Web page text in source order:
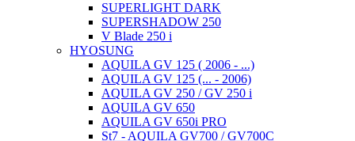
SUPERLIGHT DARK
SUPERSHADOW 250
V Blade 250 i
HYOSUNG
AQUILA GV 125 ( 2006 - ...)
AQUILA GV 125 (... - 2006)
AQUILA GV 250 / GV 250 i
AQUILA GV 650
AQUILA GV 650i PRO
St7 - AQUILA GV700 / GV700C